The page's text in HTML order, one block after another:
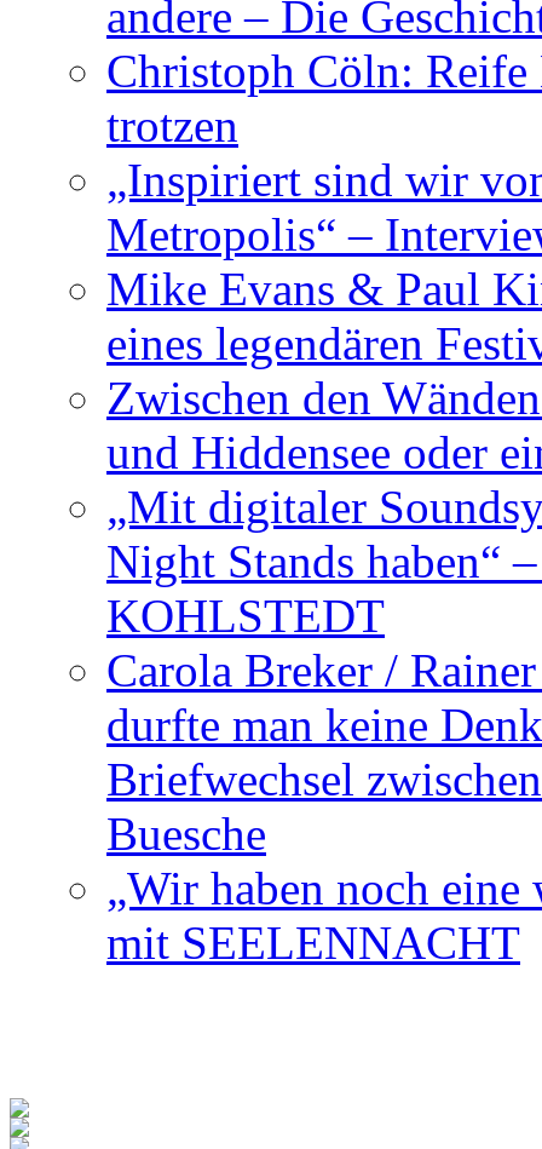
andere – Die
Christoph Cöln:
trotzen
„Inspiriert sind wir
Metropolis“ –
Mike Evans & Paul
eines legendären
Zwischen den
und Hiddensee oder
„Mit digitaler
Night Stands haben“
KOHLSTEDT
Carola Breker /
durfte man keine
Briefwechsel
Buesche
„Wir haben noch
mit SEELENNACHT